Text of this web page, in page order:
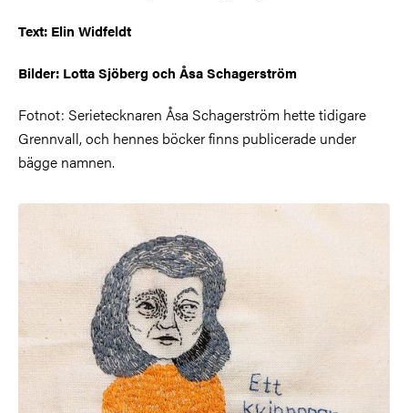
Text: Elin Widfeldt
Bilder: Lotta Sjöberg och Åsa Schagerström
Fotnot: Serietecknaren Åsa Schagerström hette tidigare
Grennvall, och hennes böcker finns publicerade under
bägge namnen.